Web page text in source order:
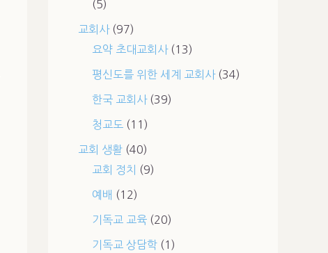
(5)
교회사(97)
요약 초대교회사(13)
평신도를 위한 세계 교회사(34)
한국 교회사(39)
청교도 (11)
교회 생활(40)
교회 정치
(9)
예배 (12)
기독교 교육(20)
기독교 상담학(1)